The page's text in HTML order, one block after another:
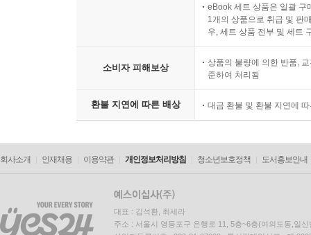
eBook 세트 상품은 일괄 구
1개의 상품으로 취급 및 판
우, 세트 상품 전부 및 세트
소비자 피해보상
상품의 불량에 의한 반품,
준하여 처리됨
환불 지연에 따른 배상 대금 환불 및 환불 지연에
회사소개 인재채용 이용약관 개인정보처리방침 청소년보호정책 도서홍보안내
대표 : 김석환, 최세라
주소 : 서울시 영등포구 은행로 11, 5층~6층(여의도동,일신